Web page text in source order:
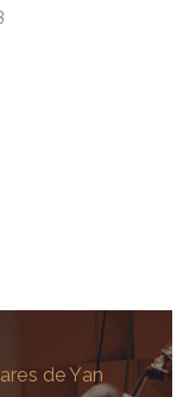
de Yan